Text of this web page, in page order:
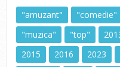
"amuzant" "comedie"
"muzica"
"top"
2015
2016 2023